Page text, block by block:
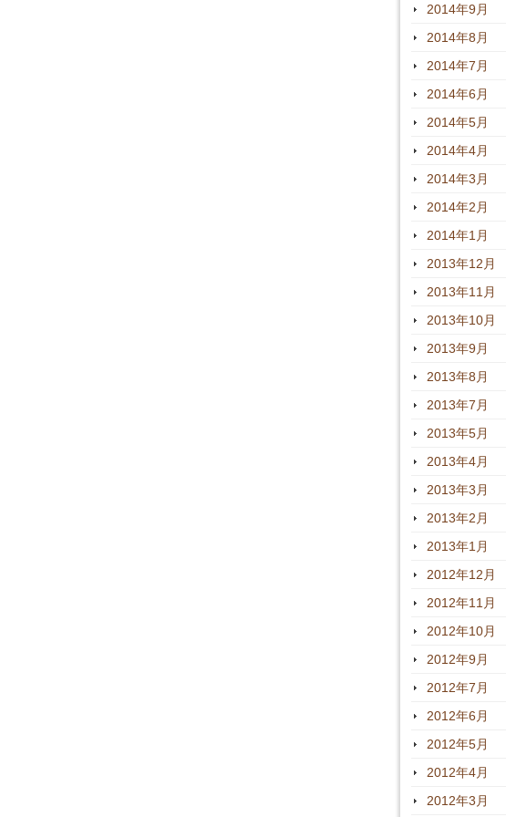
2014年9月
2014年8月
2014年7月
2014年6月
2014年5月
2014年4月
2014年3月
2014年2月
2014年1月
2013年12月
2013年11月
2013年10月
2013年9月
2013年8月
2013年7月
2013年5月
2013年4月
2013年3月
2013年2月
2013年1月
2012年12月
2012年11月
2012年10月
2012年9月
2012年7月
2012年6月
2012年5月
2012年4月
2012年3月